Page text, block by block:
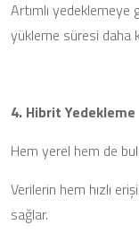
Artımlı
yükleme süresi daha
4. Hibrit Yedekleme
Hem yerel hem de
Verilerin hem hızlı
sağlar.